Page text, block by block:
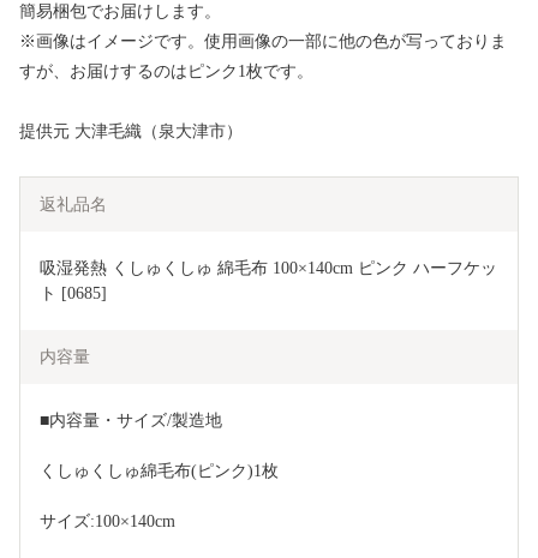
簡易梱包でお届けします。
※画像はイメージです。使用画像の一部に他の色が写っておりま
すが、お届けするのはピンク1枚です。
提供元 大津毛織（泉大津市）
返礼品名
吸湿発熱 くしゅくしゅ 綿毛布 100×140cm ピンク ハーフケッ
ト [0685]
内容量
■内容量・サイズ/製造地
くしゅくしゅ綿毛布(ピンク)1枚
サイズ:100×140cm